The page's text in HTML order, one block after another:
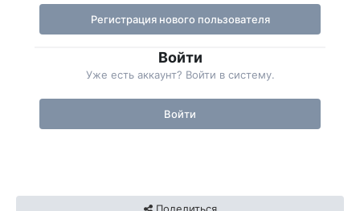
Регистрация нового пользователя
Войти
Уже есть аккаунт? Войти в систему.
Войти